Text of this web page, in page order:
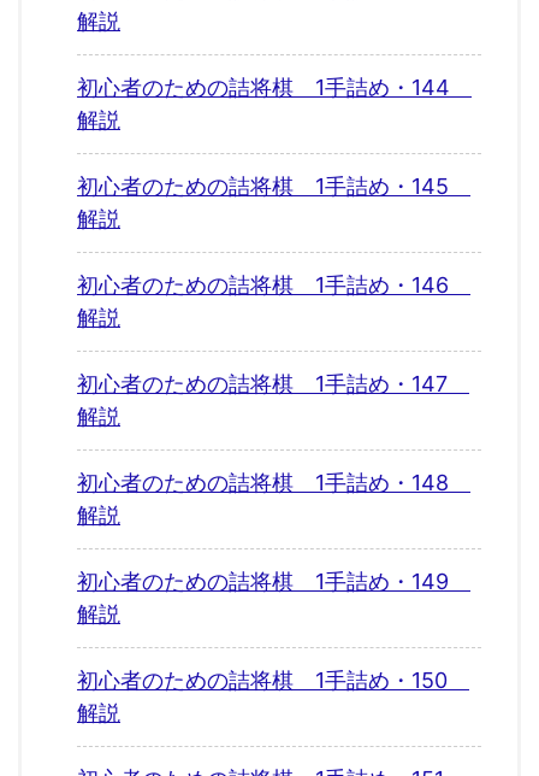
解説
初心者のための詰将棋 1手詰め・144
解説
初心者のための詰将棋 1手詰め・145
解説
初心者のための詰将棋 1手詰め・146
解説
初心者のための詰将棋 1手詰め・147
解説
初心者のための詰将棋 1手詰め・148
解説
初心者のための詰将棋 1手詰め・149
解説
初心者のための詰将棋 1手詰め・150
解説